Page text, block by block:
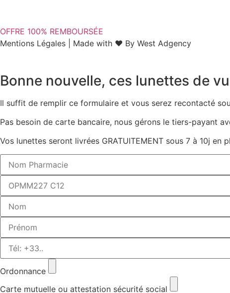
OFFRE 100% REMBOURSÉE
Mentions Légales | Made with ❤ By West Adgency
Bonne nouvelle, ces lunettes de
Il suffit de remplir ce formulaire et vous serez recontacté
Pas besoin de carte bancaire, nous gérons le tiers-payant
Vos lunettes seront livrées GRATUITEMENT sous 7 à 10j en
Ordonnance
Carte mutuelle ou attestation sécurité social